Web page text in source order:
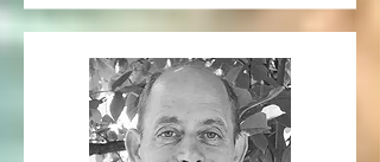
selbst vorgenommen.
14. Radiästheten verpflichten sich in
allen Anteilen ihrer Arbeit der
absoluten Verschwiegenheit.